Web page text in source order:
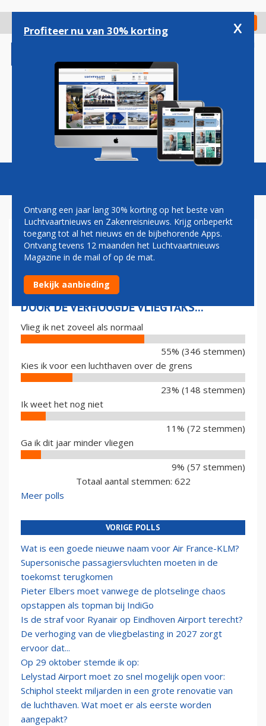
gaan
Check in
Magazine Podcasts Vacatures
DOOR DE VERHOOGDE
VLIEGTAKS...
DOOR DE VERHOOGDE VLIEGTAKS...
Vlieg ik net zoveel als normaal
55% (346 stemmen)
Kies ik voor een luchthaven over de grens
23% (148 stemmen)
Ik weet het nog niet
11% (72 stemmen)
Ga ik dit jaar minder vliegen
9% (57 stemmen)
Totaal aantal stemmen: 622
Meer polls
VORIGE POLLS
Wat is een goede nieuwe naam voor Air France-KLM?
Supersonische passagiersvluchten moeten in de
toekomst terugkomen
Pieter Elbers moet vanwege de plotselinge chaos
opstappen als topman bij IndiGo
Is de straf voor Ryanair op Eindhoven Airport terecht?
De verhoging van de vliegbelasting in 2027 zorgt
ervoor dat...
Op 29 oktober stemde ik op:
Lelystad Airport moet zo snel mogelijk open voor:
Schiphol steekt miljarden in een grote renovatie van
de luchthaven. Wat moet er als eerste worden
aangepakt?
Profiteer nu van 30% korting x
Ontvang een jaar lang 30% korting op het beste van
Luchtvaartnieuws en Zakenreisnieuws. Krijg onbeperkt
toegang tot al het nieuws en de bijbehorende Apps.
Ontvang tevens 12 maanden het Luchtvaartnieuws
Magazine in de mail of op de mat.
Bekijk aanbieding